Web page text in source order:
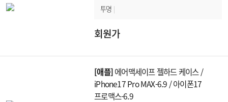
투명 |
회원가
[애플]에어맥세이프 젤하드 케이스 /
iPhone17 Pro MAX-6.9 / 아이폰17
프로맥스-6.9